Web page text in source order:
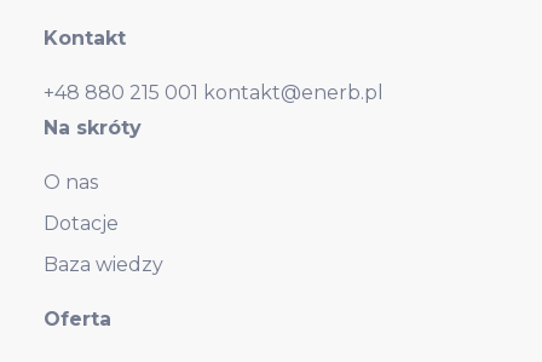
Kontakt
+48 880 215 001 kontakt@enerb.pl
Na skróty
O nas
Dotacje
Baza wiedzy
Oferta